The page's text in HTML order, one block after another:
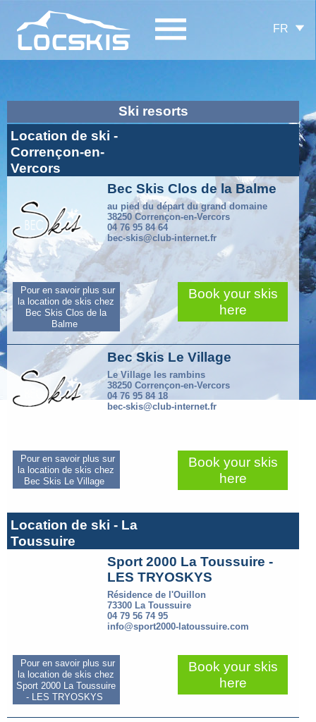
FR
Ski resorts
Location de ski -
Corrençon-en-
Vercors
Bec Skis Clos de la Balme
au pied du départ du grand domaine
38250 Corrençon-en-Vercors
04 76 95 84 64
bec-skis@club-internet.fr
Pour en savoir plus sur
la location de skis chez
Bec Skis Clos de la
Balme
Book your skis
here
Bec Skis Le Village
Le Village les rambins
38250 Corrençon-en-Vercors
04 76 95 84 18
bec-skis@club-internet.fr
Pour en savoir plus sur
la location de skis chez
Bec Skis Le Village
Book your skis
here
Location de ski - La
Toussuire
Sport 2000 La Toussuire -
LES TRYOSKYS
Résidence de l'Ouillon
73300 La Toussuire
04 79 56 74 95
info@sport2000-latoussuire.com
Pour en savoir plus sur
la location de skis chez
Sport 2000 La Toussuire
- LES TRYOSKYS
Book your skis
here